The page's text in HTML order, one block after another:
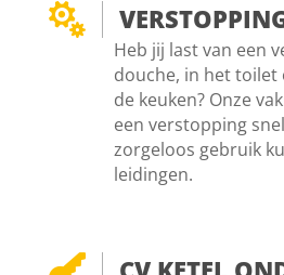

Heb jij last van een
douche, in het toilet
de keuken? Onze
een verstopping
zorgeloos gebruik
leidingen.